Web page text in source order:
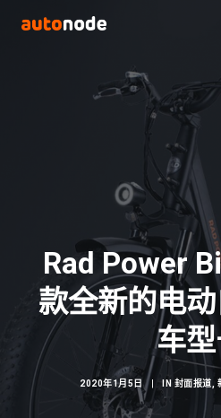
Rad Power
款全新的电
车
2020年1月5日 IN 封面报道